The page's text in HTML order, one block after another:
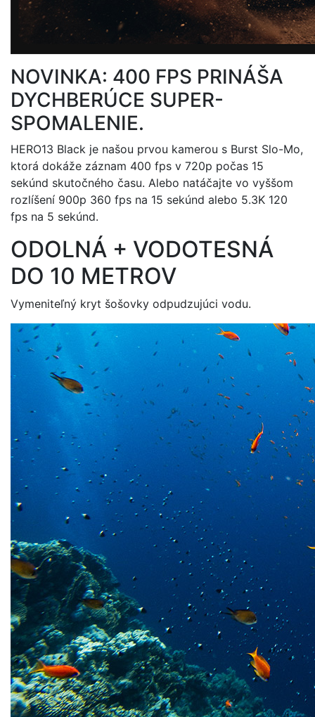
NOVINKA: 400 FPS PRINÁŠA
DYCHBERÚCE SUPER-
SPOMALENIE.
HERO13 Black je našou prvou kamerou s Burst Slo-Mo,
ktorá dokáže záznam 400 fps v 720p počas 15
sekúnd skutočného času. Alebo natáčajte vo vyššom
rozlíšení 900p 360 fps na 15 sekúnd alebo 5.3K 120
fps na 5 sekúnd.
ODOLNÁ + VODOTESNÁ
DO 10 METROV
Vymeniteľný kryt šošovky odpudzujúci vodu.